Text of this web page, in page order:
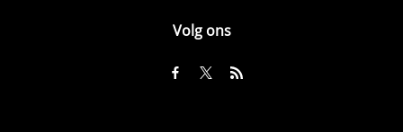
Volg ons